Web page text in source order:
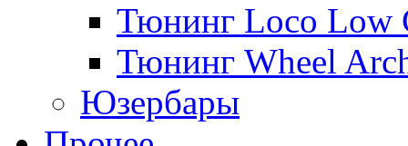
Тюнинг Loco Low
Тюнинг Wheel
Юзербары